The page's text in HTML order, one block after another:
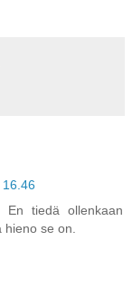
tiedä ollenkaan
hieno se on.